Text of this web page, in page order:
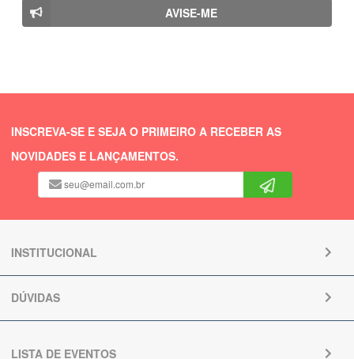
AVISE-ME
INSCREVA-SE E SEJA O PRIMEIRO A RECEBER AS
NOVIDADES E LANÇAMENTOS.
INSTITUCIONAL
DÚVIDAS
LISTA DE EVENTOS